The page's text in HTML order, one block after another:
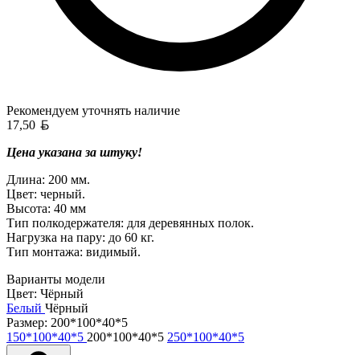
Рекомендуем уточнять наличие
17,50
Цена указана за штуку!
Длина: 200 мм.
Цвет: черный.
Высота: 40 мм
Тип полкодержателя: для деревянных полок.
Нагрузка на пару: до 60 кг.
Тип монтажа: видимый.
Варианты модели
Цвет: Чёрный
Белый Чёрный
Размер: 200*100*40*5
150*100*40*5 200*100*40*5 250*100*40*5